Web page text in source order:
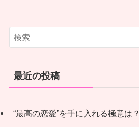
最近の投稿
“最高の恋愛”を手に入れる極意は？